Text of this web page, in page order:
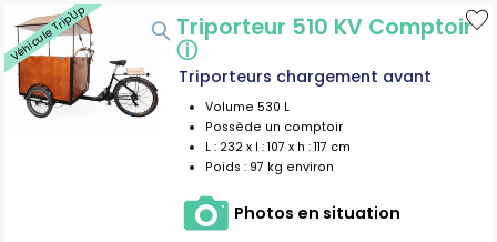
Véhicule Trip'Up Triporteur 510 KV Comptoir
ⓘ
Triporteurs chargement avant
Volume 530 L
Possède un comptoir
L : 232 x l :107 x h :117 cm
Poids : 97 kg environ
Photos en situation